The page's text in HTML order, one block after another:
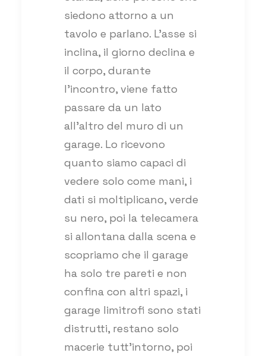
siedono attorno a un
tavolo e parlano. L’asse si
inclina, il giorno declina e
il corpo, durante
l’incontro, viene fatto
passare da un lato
all’altro del muro di un
garage. Lo ricevono
quanto siamo capaci di
vedere solo come mani, i
dati si moltiplicano, verde
su nero, poi la telecamera
si allontana dalla scena e
scopriamo che il garage
ha solo tre pareti e non
confina con altri spazi, i
garage limitrofi sono stati
distrutti, restano solo
macerie tutt’intorno, poi